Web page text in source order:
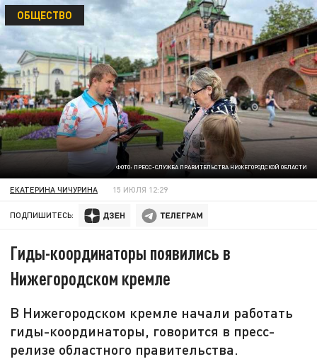
ФОТО: ПРЕСС-СЛУЖБА ПРАВИТЕЛЬСТВА НИЖЕГОРОДСКОЙ ОБЛАСТИ
ОБЩЕСТВО
ЕКАТЕРИНА ЧИЧУРИНА 15 ИЮЛЯ 12:29
ПОДПИШИТЕСЬ:
Гиды-координаторы появились в
Нижегородском кремле
В Нижегородском кремле начали работать
гиды-координаторы, говорится в пресс-
релизе областного правительства.